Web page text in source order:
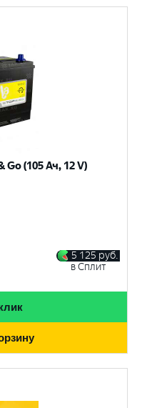
Go (105 Ач, 12 V)
5 125 руб.
в Сплит